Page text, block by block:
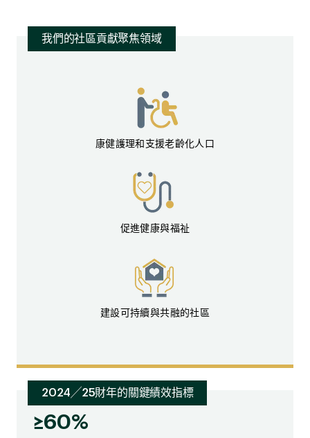
我們的社區貢獻聚焦領域
康健護理和支援老齡化人口
促進健康與福祉
建設可持續與共融的社區
2024╱25財年的關鍵績效指標
≥60%